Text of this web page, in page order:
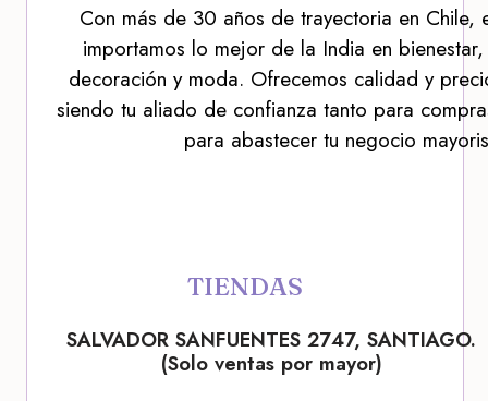
Con más de 30 años de trayectoria en Chile,
importamos lo mejor de la India en
decoración y moda. Ofrecemos calidad y
siendo tu aliado de confianza tanto para
para abastecer tu negocio
TIENDAS
SALVADOR SANFUENTES 2747, SANTIAGO.
(Solo ventas por mayor)